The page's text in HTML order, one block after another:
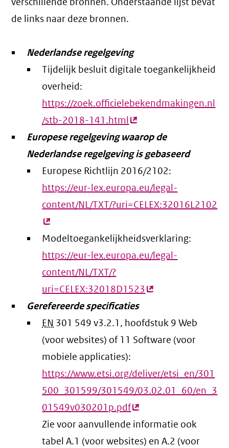
de links naar deze bronnen.
Nederlandse regelgeving
Tijdelijk besluit digitale toegankelijkheid
overheid:
https://zoek.officielebekendmakingen.nl
/stb-2018-141.html(externe
link)
Europese regelgeving waarop de
Nederlandse regelgeving is gebaseerd
Europese Richtlijn 2016/2102:
https://eur-lex.europa.eu/legal-
content/NL/TXT/?uri=CELEX:32016L2102
Modeltoegankelijkheidsverklaring:
https://eur-lex.europa.eu/legal-
content/NL/TXT/?
uri=CELEX:32018D1523 (externe
Gerefereerde specificaties
EN 301 549 v3.2.1, hoofdstuk 9 Web
(voor websites) of 11 Software (voor
mobiele applicaties):
https://www.etsi.org/deliver/etsi_en/301
500_301599/301549/03.02.01_60/en_3
01549v030201p.pdf(externe
link)
Zie voor aanvullende informatie ook
tabel A.1 (voor websites) en A.2 (voor